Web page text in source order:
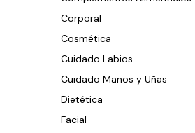
Corporal
Cosmética
Cuidado Labios
Cuidado Manos y Uñas
Dietética
Facial